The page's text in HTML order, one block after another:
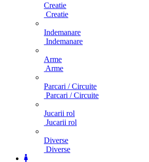
Creatie
Creatie
Indemanare
Indemanare
Arme
Arme
Parcari / Circuite
Parcari / Circuite
Jucarii rol
Jucarii rol
Diverse
Diverse